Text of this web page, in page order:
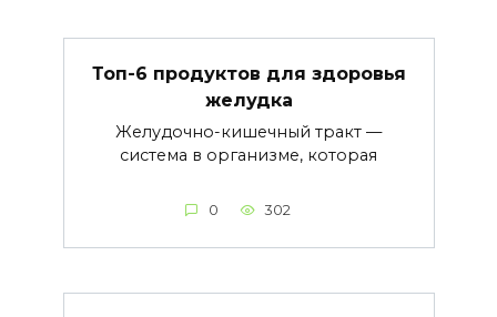
Топ-6 продуктов для здоровья
желудка
Желудочно-кишечный тракт —
система в организме, которая
0 302